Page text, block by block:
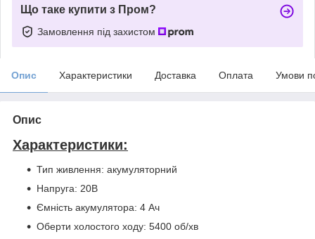
Що таке купити з Пром?
Замовлення під захистом
Опис Характеристики Доставка Оплата Умови
Опис
Характеристики:
Тип живлення: акумуляторний
Напруга: 20В
Ємність акумулятора: 4 Ач
Оберти холостого ходу: 5400 об/хв